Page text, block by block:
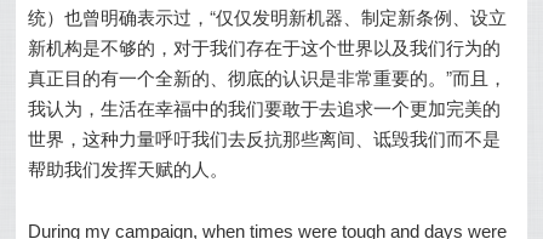
统）也曾明确表示过，“仅仅发明新机器、制定新条例、设立
新机构是不够的，对于我们存在于这个世界以及我们行为的
真正目的有一个全新的、彻底的认识是非常重要的。”而且，
我认为，生活在幸福中的我们要敢于去追求一个更加完美的
世界，这种力量呼吁我们去反抗那些离间、诋毁我们而不是
帮助我们发挥天赋的人。
During my campaign, when times were tough and days were